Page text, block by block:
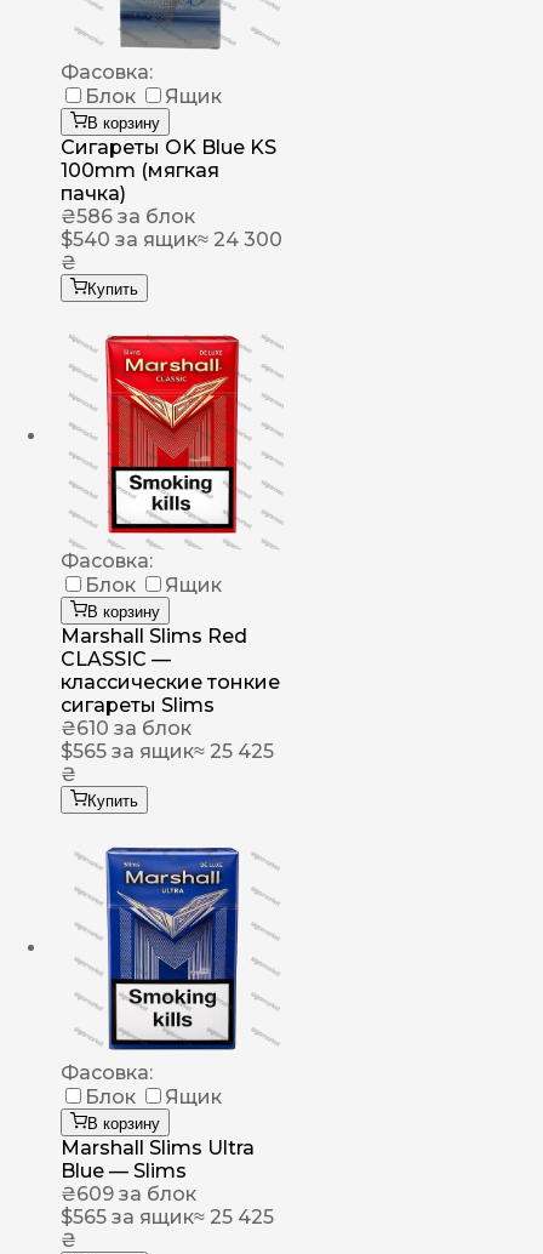
Фасовка:
Блок
Ящик
В корзину
Сигареты OK Blue KS
100mm (мягкая
пачка)
₴586 за блок
$540 за ящик≈ 24 300
₴
Купить
Фасовка:
Блок
Ящик
В корзину
Marshall Slims Red
CLASSIC —
классические тонкие
сигареты Slims
₴610 за блок
$565 за ящик≈ 25 425
₴
Купить
Фасовка:
Блок
Ящик
В корзину
Marshall Slims Ultra
Blue — Slims
₴609 за блок
$565 за ящик≈ 25 425
₴